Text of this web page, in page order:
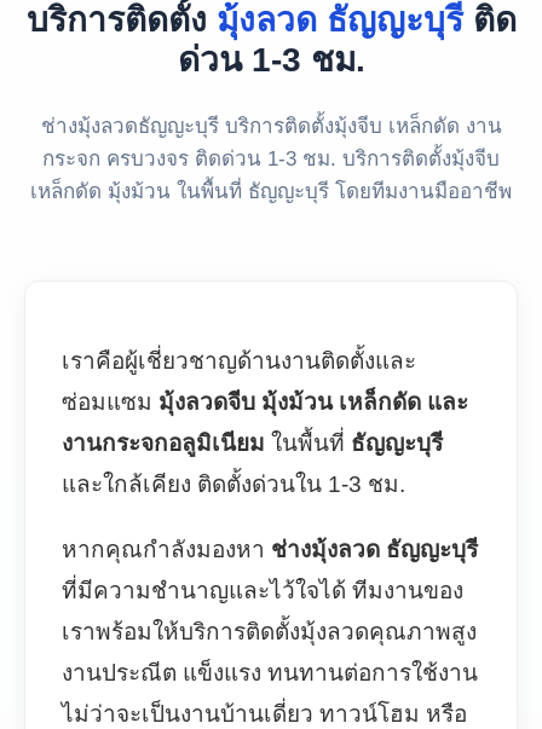
บริการติดตั้ง มุ้งลวด ธัญญะบุรีติด
ด่วน 1-3 ชม.
ช่างมุ้งลวดธัญญะบุรี บริการติดตั้งมุ้งจีบ เหล็กดัด งาน
กระจก ครบวงจร ติดด่วน 1-3 ชม. บริการติดตั้งมุ้งจีบ
เหล็กดัด มุ้งม้วน ในพื้นที่ ธัญญะบุรี โดยทีมงานมืออาชีพ
เราคือผู้เชี่ยวชาญด้านงานติดตั้งและ
ซ่อมแซม มุ้งลวดจีบ มุ้งม้วน เหล็กดัด และ
งานกระจกอลูมิเนียม ในพื้นที่ ธัญญะบุรี
และใกล้เคียง ติดตั้งด่วนใน 1-3 ชม.
หากคุณกำลังมองหา ช่างมุ้งลวด ธัญญะบุรี
ที่มีความชำนาญและไว้ใจได้ ทีมงานของ
เราพร้อมให้บริการติดตั้งมุ้งลวดคุณภาพสูง
งานประณีต แข็งแรง ทนทานต่อการใช้งาน
ไม่ว่าจะเป็นงานบ้านเดี่ยว ทาวน์โฮม หรือ